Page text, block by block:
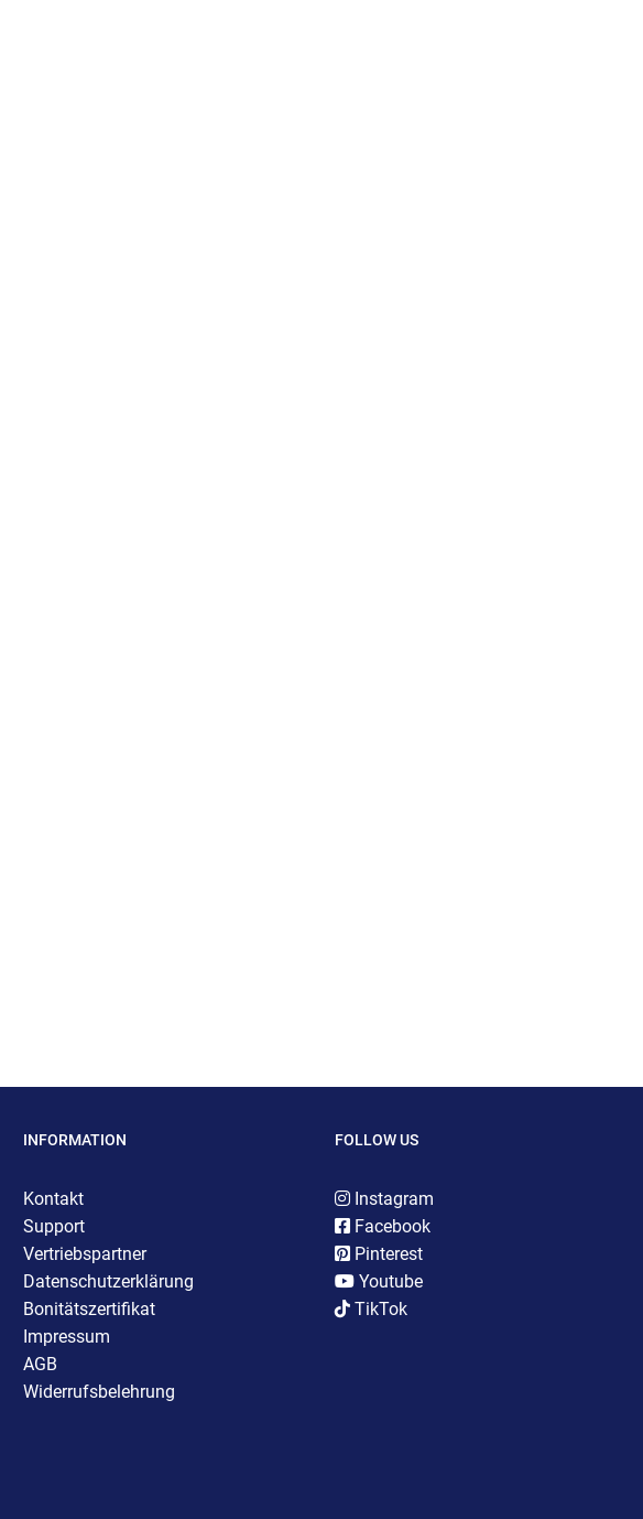
INFORMATION
Kontakt
Support
Vertriebspartner
Datenschutzerklärung
Bonitätszertifikat
Impressum
AGB
Widerrufsbelehrung
FOLLOW US
Instagram
Facebook
Pinterest
Youtube
TikTok